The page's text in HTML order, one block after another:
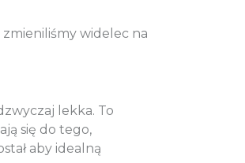
widelec na
lekka. To
się do tego,
aby idealną